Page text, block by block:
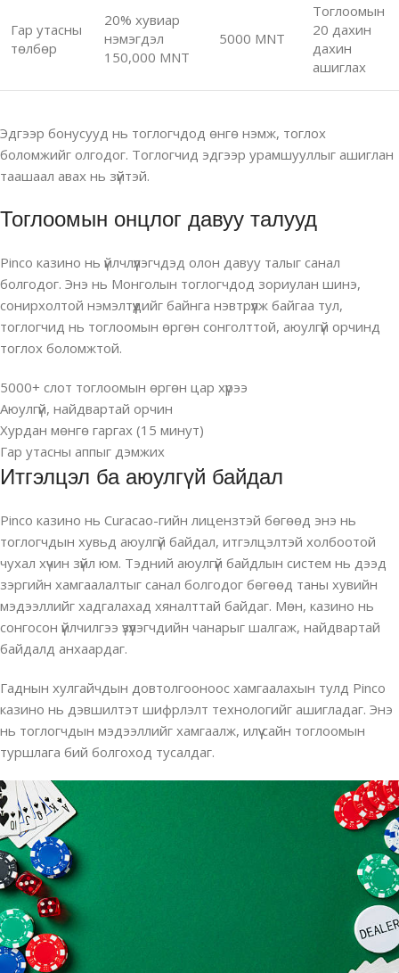
Гар утасны
төлбөр
20% хувиар
нэмэгдэл
150,000 MNT
5000 MNT
Тоглоомын
20 дахин
дахин
ашиглах
Эдгээр бонусууд нь тоглогчдод өнгө нэмж, тоглох
боломжийг олгодог. Тоглогчид эдгээр урамшууллыг ашиглан
таашаал авах нь зүйтэй.
Тоглоомын онцлог давуу талууд
Pinco казино нь үйлчлүүлэгчдэд олон давуу талыг санал
болгодог. Энэ нь Монголын тоглогчдод зориулан шинэ,
сонирхолтой нэмэлтүүдийг байнга нэвтрүүлж байгаа тул,
тоглогчид нь тоглоомын өргөн сонголттой, аюулгүй орчинд
тоглох боломжтой.
5000+ слот тоглоомын өргөн цар хүрээ
Аюулгүй, найдвартай орчин
Хурдан мөнгө гаргах (15 минут)
Гар утасны аппыг дэмжих
Итгэлцэл ба аюулгүй байдал
Pinco казино нь Curacao-гийн лицензтэй бөгөөд энэ нь
тоглогчдын хувьд аюулгүй байдал, итгэлцэлтэй холбоотой
чухал хүчин зүйл юм. Тэдний аюулгүй байдлын систем нь дээд
зэргийн хамгаалалтыг санал болгодог бөгөөд таны хувийн
мэдээллийг хадгалахад хяналттай байдаг. Мөн, казино нь
сонгосон үйлчилгээ үзүүлэгчдийн чанарыг шалгаж, найдвартай
байдалд анхаардаг.
Гаднын хулгайчдын довтолгооноос хамгаалахын тулд Pinco
казино нь дэвшилтэт шифрлэлт технологийг ашигладаг. Энэ
нь тоглогчдын мэдээллийг хамгаалж, илүү сайн тоглоомын
туршлага бий болгоход тусалдаг.